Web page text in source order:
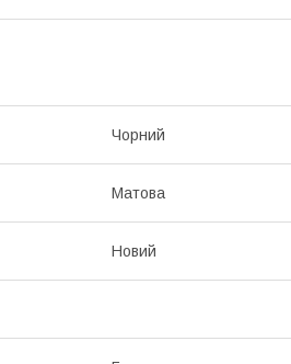
Чорний
Матова
Новий